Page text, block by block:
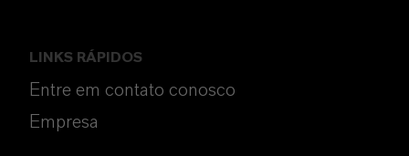
LINKS RÁPIDOS
Entre em contato conosco
Empresa